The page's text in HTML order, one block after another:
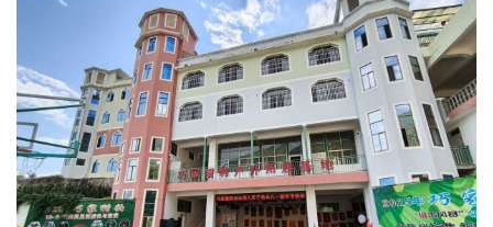
社会保障 城乡发展 民生建设
工业
装备制造 智能制造 制造2025 大国工匠
科教
科技观察 创新前沿 智慧教育 职业教育